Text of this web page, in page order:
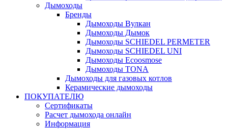
Дымоходы
Бренды
Дымоходы Вулкан
Дымоходы Дымок
Дымоходы SCHIEDEL PERMETER
Дымоходы SCHIEDEL UNI
Дымоходы Ecoosmose
Дымоходы TONA
Дымоходы для газовых котлов
Керамические дымоходы
ПОКУПАТЕЛЮ
Сертификаты
Расчет дымохода онлайн
Информация